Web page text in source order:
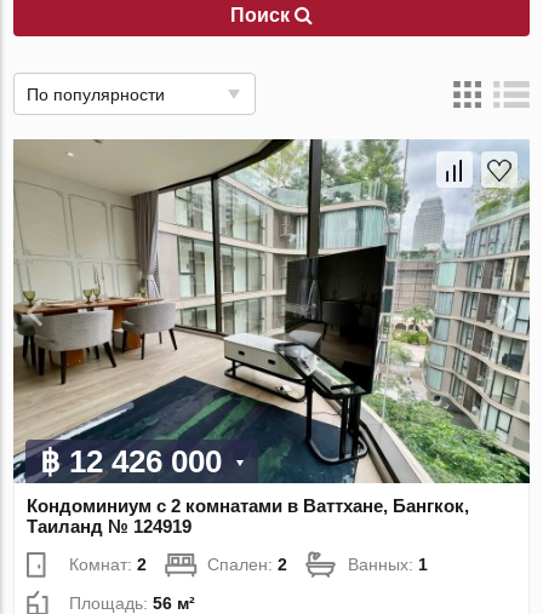
Поиск
По популярности
฿ 12 426 000
Кондоминиум с 2 комнатами в Ваттхане, Бангкок,
Таиланд № 124919
Комнат:2 Спален:2 Ванных: 1
Площадь:56 м²